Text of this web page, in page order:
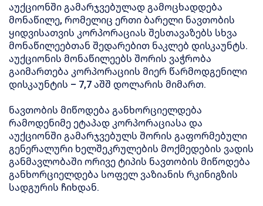
აუქციონში გამარჯვებულად გამოცხადდება
მონაწილე, რომელიც ერთი ბარელი ნავთობის
ყიდვისათვის კორპორაციას შესთავაზებს სხვა
მონაწილეებთან შედარებით ნაკლებ დისკაუნტს.
აუქციონის მონაწილეებს შორის ვაჭრობა
გაიმართება კორპორაციის მიერ წარმოდგენილი
დისკაუნტის – 7,7 აშშ დოლარის მიმართ.
ნავთობის მიწოდება განხორციელდება
რამოდენიმე ეტაპად კორპორაციასა და
აუქციონში გამარჯვებულს შორის გაფორმებული
გენერალური ხელშეკრულების მოქმედების ვადის
განმავლობაში ორივე ტიპის ნავთობის მიწოდება
განხორციელდება სოფელ ვაზიანის რკინიგზის
სადგურის ჩიხდან.